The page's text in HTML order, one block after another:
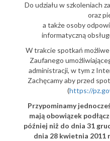
Do udziału w szkoleniach
oraz
a także osoby
informatyczną
W trakcie spotkań
Zaufanego
administracji, w tym z
Zachęcamy aby przed
(https://
Przypominamy
mają obowiązek
później niż do dnia 31
dnia 28 kwietnia 2011